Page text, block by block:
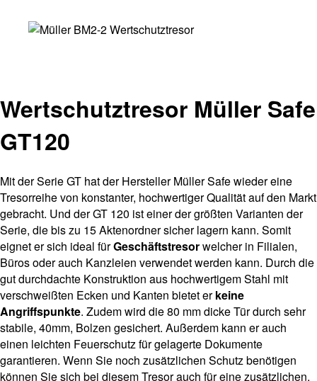
Wertschutztresor Müller Safe
GT120
Mit der Serie GT hat der Hersteller Müller Safe wieder eine
Tresorreihe von konstanter, hochwertiger Qualität auf den Markt
gebracht. Und der GT 120 ist einer der größten Varianten der
Serie, die bis zu 15 Aktenordner sicher lagern kann. Somit
eignet er sich ideal fürGeschäftstresorwelcher in Filialen,
Büros oder auch Kanzleien verwendet werden kann. Durch die
gut durchdachte Konstruktion aus hochwertigem Stahl mit
verschweißten Ecken und Kanten bietet erkeine
Angriffspunkte. Zudem wird die 80 mm dicke Tür durch sehr
stabile, 40mm, Bolzen gesichert. Außerdem kann er auch
einen leichten Feuerschutz für gelagerte Dokumente
garantieren. Wenn Sie noch zusätzlichen Schutz benötigen
können Sie sich bei diesem Tresor auch für eine zusätzlichen,